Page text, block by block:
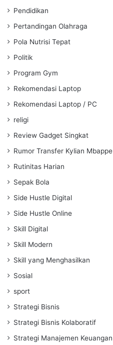
Pendidikan
Pertandingan Olahraga
Pola Nutrisi Tepat
Politik
Program Gym
Rekomendasi Laptop
Rekomendasi Laptop / PC
religi
Review Gadget Singkat
Rumor Transfer Kylian Mbappe
Rutinitas Harian
Sepak Bola
Side Hustle Digital
Side Hustle Online
Skill Digital
Skill Modern
Skill yang Menghasilkan
Sosial
sport
Strategi Bisnis
Strategi Bisnis Kolaboratif
Strategi Manajemen Keuangan